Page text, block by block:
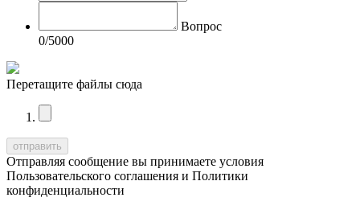
Вопрос
0/5000
Перетащите файлы сюда
Отправляя сообщение вы принимаете условия
Пользовательского соглашения и Политики
конфиденциальности